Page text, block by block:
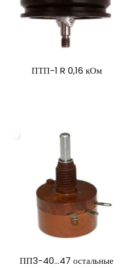
ПТП-1 R 0,16 кОм
ПП3-40…47 остальные